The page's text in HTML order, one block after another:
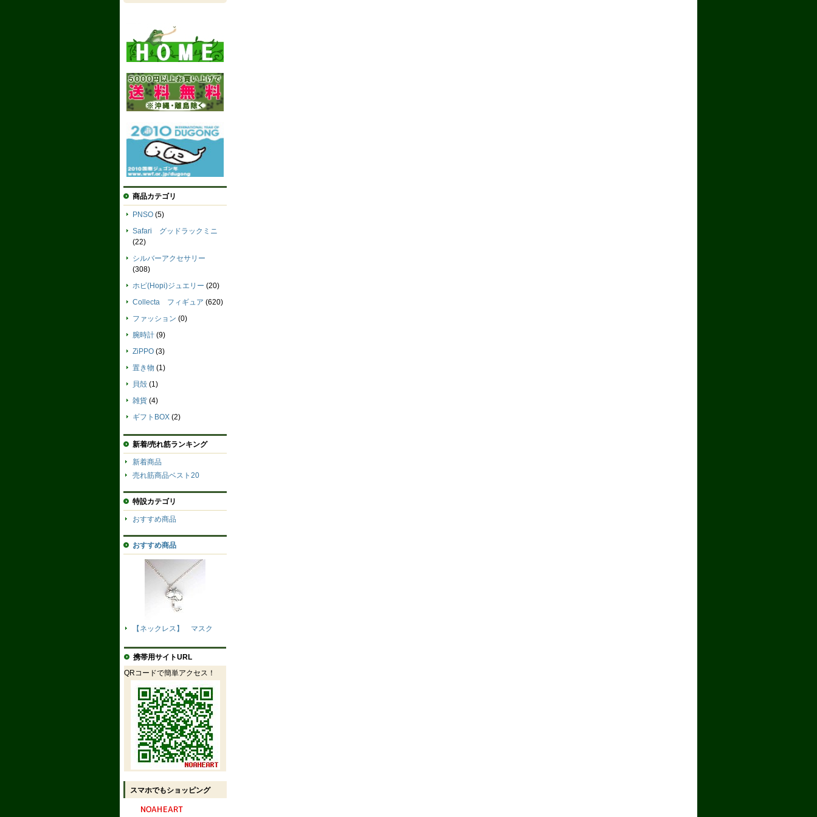
商品カテゴリ
PNSO (5)
Safari グッドラックミニ
(22)
シルバーアクセサリー
(308)
ホピ(Hopi)ジュエリー (20)
Collecta フィギュア (620)
ファッション (0)
腕時計 (9)
ZiPPO (3)
置き物 (1)
貝殻 (1)
雑貨 (4)
ギフトBOX (2)
新着/売れ筋ランキング
新着商品
売れ筋商品ベスト20
特設カテゴリ
おすすめ商品
おすすめ商品
【ネックレス】 マスク
携帯用サイトURL
QRコードで簡単アクセス！
スマホでもショッピング